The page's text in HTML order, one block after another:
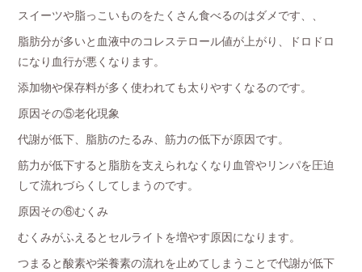
スイーツや脂っこいものをたくさん食べるのはダメです、、
脂肪分が多いと血液中のコレステロール値が上がり、ドロドロ
になり血行が悪くなります。
添加物や保存料が多く使われても太りやすくなるのです。
原因その⑤老化現象
代謝が低下、脂肪のたるみ、筋力の低下が原因です。
筋力が低下すると脂肪を支えられなくなり血管やリンパを圧迫
して流れづらくしてしまうのです。
原因その⑥むくみ
むくみがふえるとセルライトを増やす原因になります。
つまると酸素や栄養素の流れを止めてしまうことで代謝が低下